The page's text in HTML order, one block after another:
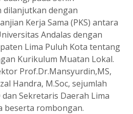
dilanjutkan dengan
Kerja Sama (PKS) antara
Andalas dengan
Lima Puluh Kota tentang
Kurikulum Muatan Lokal.
Prof.Dr.Mansyurdin,MS,
Handra, M.Soc, sejumlah
Sekretaris Daerah Lima
beserta rombongan.